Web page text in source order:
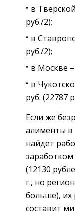
в
руб./2);
в
руб./2);
в Москве –
в
руб. (22787
Если же
алименты
найдет
(12130
г., но
больше), их
составит